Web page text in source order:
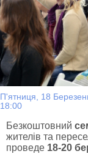
П'ятниця, 18
18:00
Безкоштовний
жителів та
проведе 18-20